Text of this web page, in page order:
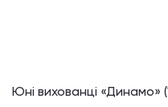
Юні вихованці «Динамо»